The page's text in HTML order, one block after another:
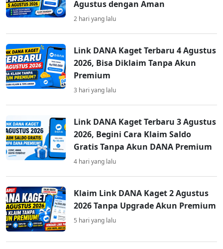
Agustus dengan Aman
2 hari yang lalu
Link DANA Kaget Terbaru 4 Agustus
2026, Bisa Diklaim Tanpa Akun
Premium
3 hari yang lalu
Link DANA Kaget Terbaru 3 Agustus
2026, Begini Cara Klaim Saldo
Gratis Tanpa Akun DANA Premium
4 hari yang lalu
Klaim Link DANA Kaget 2 Agustus
2026 Tanpa Upgrade Akun Premium
5 hari yang lalu